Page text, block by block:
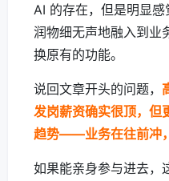
AI 的存在，但是明显
润物细无声地融入到业
换原有的功能。
说回文章开头的问题，
发岗薪资确实很顶，但
趋势——业务在往前冲
如果能亲身参与进去，